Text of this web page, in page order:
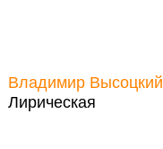
Владимир Высоцкий
Лирическая